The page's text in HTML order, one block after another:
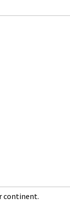
continent.